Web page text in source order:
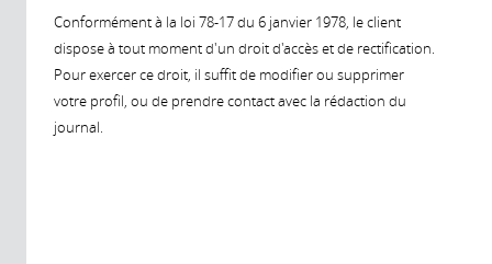
Conformément à la loi 78-17 du 6 janvier 1978, le client
dispose à tout moment d'un droit d'accès et de rectification.
Pour exercer ce droit, il suffit de modifier ou supprimer
votre profil, ou de prendre contact avec la rédaction du
journal.